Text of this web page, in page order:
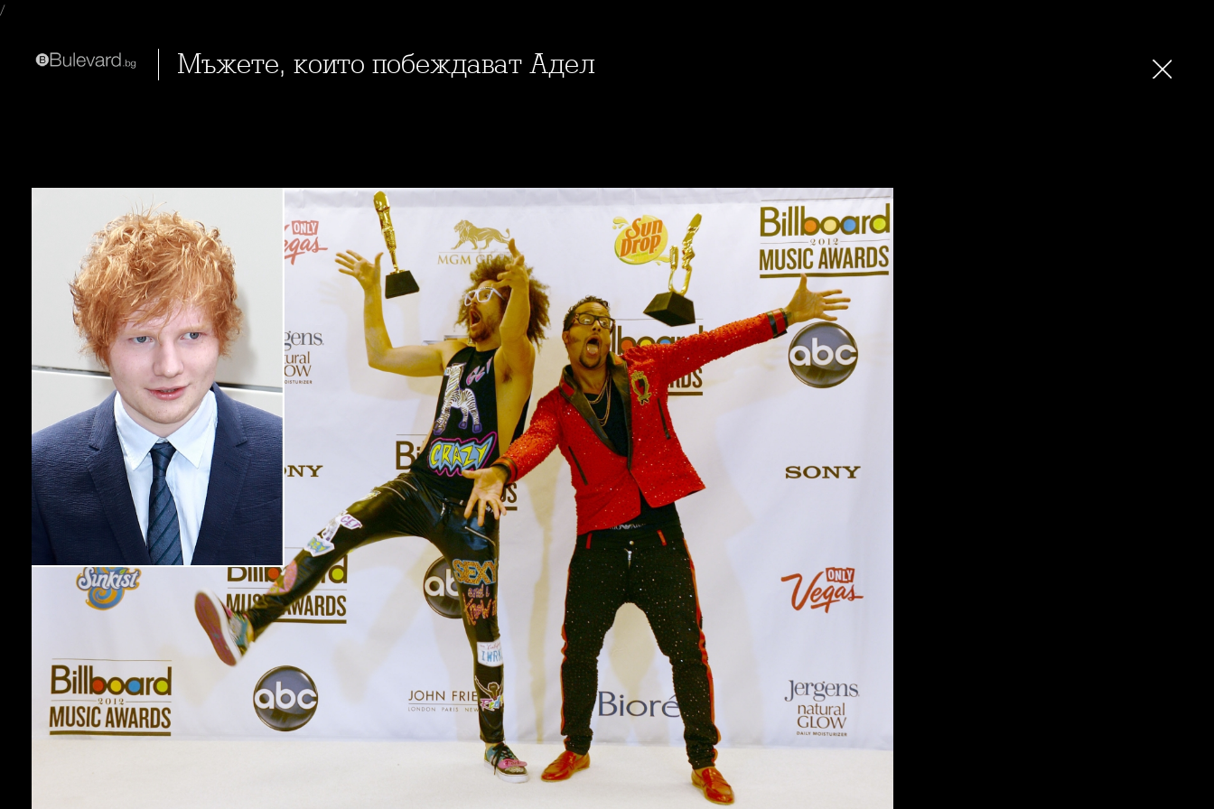
/
Мъжете, които побеждават Адел